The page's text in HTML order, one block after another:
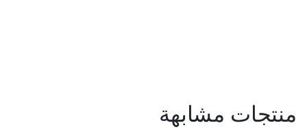
منتجات مشابهة